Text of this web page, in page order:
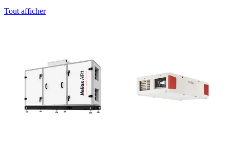
Tout afficher